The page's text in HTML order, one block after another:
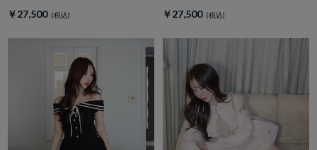
￥27,500 ￥27,500